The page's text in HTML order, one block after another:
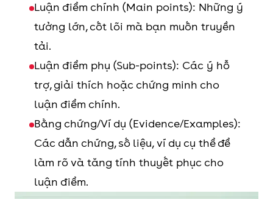
Luận điểm chính (Main points): Những ý
tưởng lớn, cốt lõi mà bạn muốn truyền
tải.
Luận điểm phụ (Sub-points): Các ý hỗ
trợ, giải thích hoặc chứng minh cho
luận điểm chính.
Bằng chứng/Ví dụ (Evidence/Examples):
Các dẫn chứng, số liệu, ví dụ cụ thể để
làm rõ và tăng tính thuyết phục cho
luận điểm.